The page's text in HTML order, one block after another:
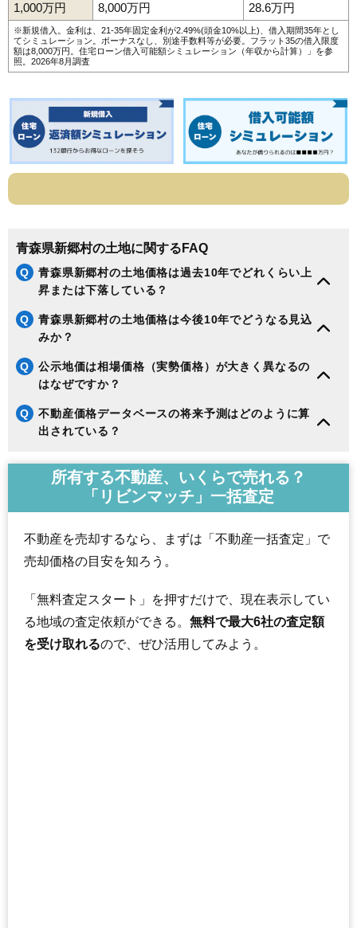
1,000万円
8,000万円 28.6万円
※新規借入。金利は、21-35年固定金利が2.49%(頭金10%以上)、借入期間35年とし
てシミュレーション。ボーナスなし、別途手数料等が必要。フラット35の借入限度
額は8,000万円。 住宅ローン借入可能額シミュレーション（年収から計算）
」を参
照。2026年8月調査
青森県新郷村の土地に関するFAQ
Q
青森県新郷村の土地価格は過去10年でどれくらい上
昇または下落している？
Q
青森県新郷村の土地価格は今後10年でどうなる見込
みか？
Q
公示地価は相場価格（実勢価格）が大きく異なるの
はなぜですか？
Q
不動産価格データベースの将来予測はどのように算
出されている？
所有する不動産、いくらで売れる？
「リビンマッチ」一括査定
不動産を売却するなら、まずは「不動産一括査定」で
売却価格の目安を知ろう。
「無料査定スタート」を押すだけで、現在表示してい
る地域の査定依頼ができる。 無料で最大6社の査定額
を受け取れるので、ぜひ活用してみよう。